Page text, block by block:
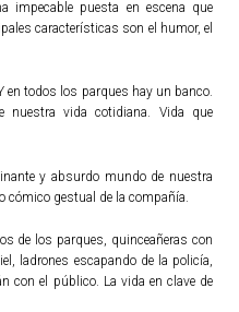
impecable puesta en escena que
características son el humor, el
en todos los parques hay un banco.
vida cotidiana. Vida que
y absurdo mundo de nuestra
cómico gestual de la compañía.
de los parques, quinceañeras con
ladrones escapando de la policía,
con el público. La vida en clave de